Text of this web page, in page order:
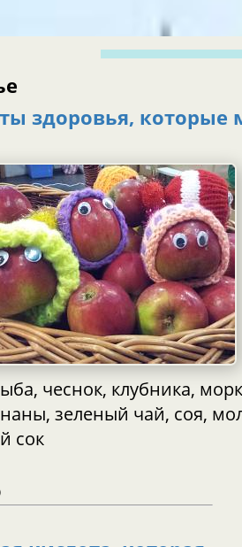
здоровья, которые
чеснок, клубника,
зеленый чай, соя,
сок